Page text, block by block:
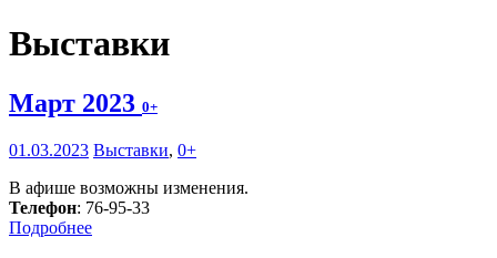
Выставки
Март 2023 0+
01.03.2023 Выставки, 0+
В афише возможны изменения.
Телефон: 76-95-33
Подробнее